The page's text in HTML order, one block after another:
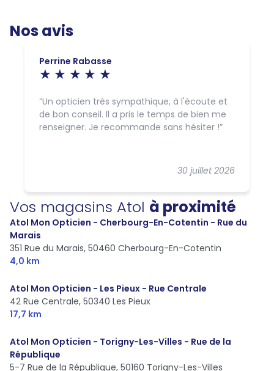
Nos avis
Perrine Rabasse
30 juillet 2026
Un opticien très sympathique, à l'écoute et
de bon conseil. Il a pris le temps de bien me
renseigner. Je recommande sans hésiter !
Vos magasins Atol à proximité
Atol Mon Opticien - Cherbourg-En-Cotentin - Rue du
Marais
351 Rue du Marais, 50460 Cherbourg-En-Cotentin
4,0 km
Atol Mon Opticien - Les Pieux - Rue Centrale
42 Rue Centrale, 50340 Les Pieux
17,7 km
Atol Mon Opticien - Torigny-Les-Villes - Rue de la
République
5-7 Rue de la République, 50160 Torigny-Les-Villes